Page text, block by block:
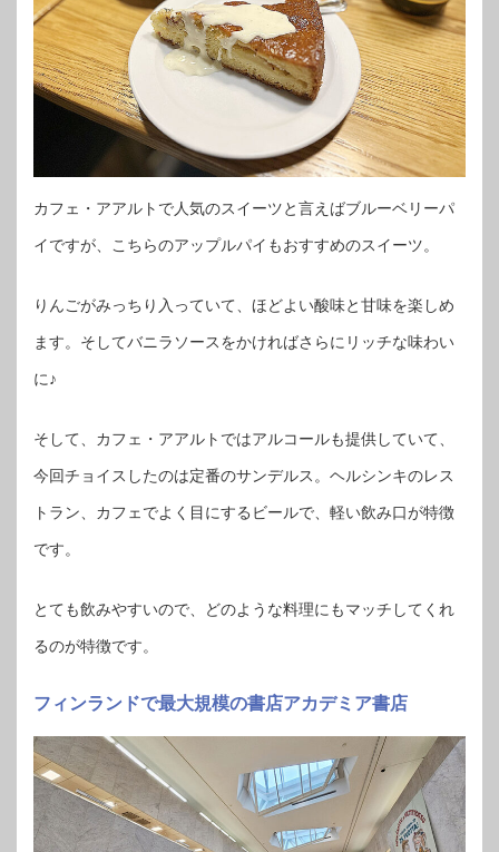
カフェ・アアルトで人気のスイーツと言えばブルーベリーパ
イですが、こちらのアップルパイもおすすめのスイーツ。
りんごがみっちり入っていて、ほどよい酸味と甘味を楽しめ
ます。そしてバニラソースをかければさらにリッチな味わい
に♪
そして、カフェ・アアルトではアルコールも提供していて、
今回チョイスしたのは定番のサンデルス。ヘルシンキのレス
トラン、カフェでよく目にするビールで、軽い飲み口が特徴
です。
とても飲みやすいので、どのような料理にもマッチしてくれ
るのが特徴です。
フィンランドで最大規模の書店アカデミア書店